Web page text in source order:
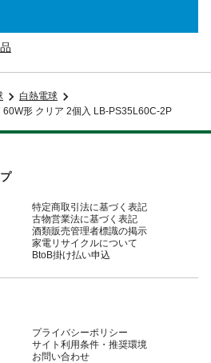
白熱電球
形 クリア 2個入 LB-PS35L60C-2P
特定商取引法に基づく表記
古物営業法に基づく表記
酒類販売管理者標識の掲示
家電リサイクルについて
BtoB掛け払い申込
プライバシーポリシー
サイト利用条件・推奨環境
お問い合わせ